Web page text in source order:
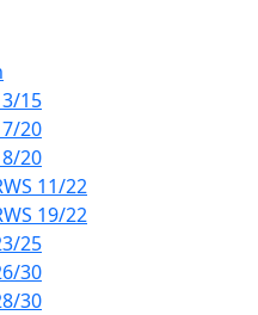
15
20
20
11/22
19/22
25
30
30